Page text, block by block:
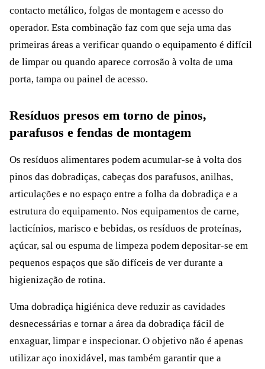
contacto metálico, folgas de montagem e acesso do
operador. Esta combinação faz com que seja uma das
primeiras áreas a verificar quando o equipamento é difícil
de limpar ou quando aparece corrosão à volta de uma
porta, tampa ou painel de acesso.
Resíduos presos em torno de pinos,
parafusos e fendas de montagem
Os resíduos alimentares podem acumular-se à volta dos
pinos das dobradiças, cabeças dos parafusos, anilhas,
articulações e no espaço entre a folha da dobradiça e a
estrutura do equipamento. Nos equipamentos de carne,
lacticínios, marisco e bebidas, os resíduos de proteínas,
açúcar, sal ou espuma de limpeza podem depositar-se em
pequenos espaços que são difíceis de ver durante a
higienização de rotina.
Uma dobradiça higiénica deve reduzir as cavidades
desnecessárias e tornar a área da dobradiça fácil de
enxaguar, limpar e inspecionar. O objetivo não é apenas
utilizar aço inoxidável, mas também garantir que a